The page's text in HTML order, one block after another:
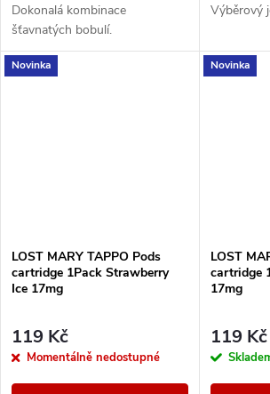
Dokonalá kombinace
šťavnatých bobulí.
Výběrový
Novinka
LOST MARY TAPPO Pods
cartridge 1Pack Strawberry
Ice 17mg
119 Kč
Momentálně nedostupné
Novinka
LOST
cartridge
17mg
119 Kč